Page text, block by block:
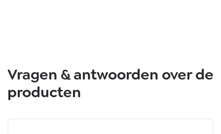
Vragen & antwoorden over de
producten